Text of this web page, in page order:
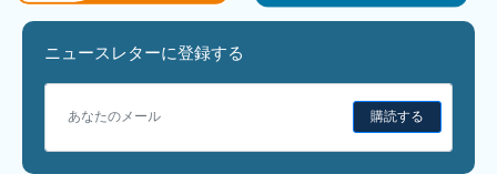
ニュースレターに登録する
購読する